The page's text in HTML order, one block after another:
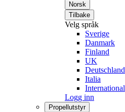
Norsk
Tilbake
Velg språk
Sverige
Danmark
Finland
UK
Deutschland
Italia
International
Logg inn
Propellutstyr